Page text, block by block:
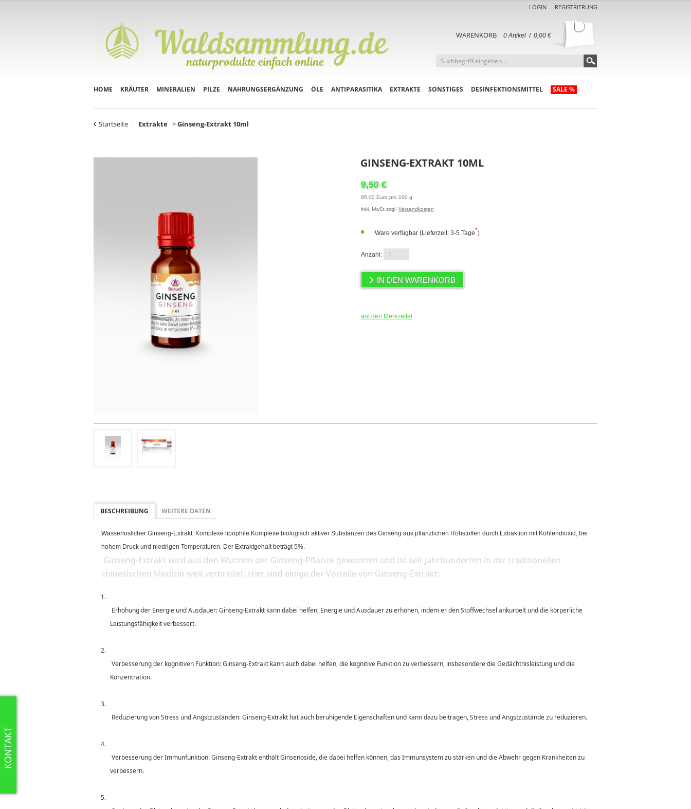
LOGIN REGISTRIERUNG
WARENKORB 0 Artikel / 0,00 €
HOME KRÄUTER MINERALIEN PILZE NAHRUNGSERGÄNZUNG ÖLE ANTIPARASITIKA EXTRAKTE SONSTIGES DESINFEKTIONSMITTEL SALE %
Startseite Extrakte >Ginseng-Extrakt 10ml
GINSENG-EXTRAKT 10ML
9,50 €
95,00 Euro pro 100 g
inkl. MwSt zzgl. Versandkosten
Ware verfügbar (Lieferzeit: 3-5 Tage*)
Anzahl:
auf den Merkzettel
BESCHREIBUNG WEITERE DATEN
Wasserlöslicher Ginseng-Extrakt. Komplexe lipophile Komplexe biologisch aktiver Substanzen des Ginseng aus pflanzlichen Rohstoffen durch Extraktion mit Kohlendioxid, bei
hohem Druck und niedrigen Temperaturen. Der Extraktgehalt beträgt 5%.
chinesischen Medizin weit verbreitet. Hier sind einige der Vorteile von Ginseng-Extrakt:
Leistungsfähigkeit verbessert.
Konzentration.
Reduzierung von Stress und Angstzuständen: Ginseng-Extrakt hat auch beruhigende Eigenschaften und kann dazu beitragen, Stress und Angstzustände zu reduzieren.
verbessern.
KONTAKT